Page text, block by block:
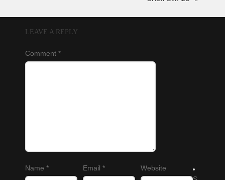
NAVIGATION
LEAVE A REPLY
Comment *
Name * Email *
Website